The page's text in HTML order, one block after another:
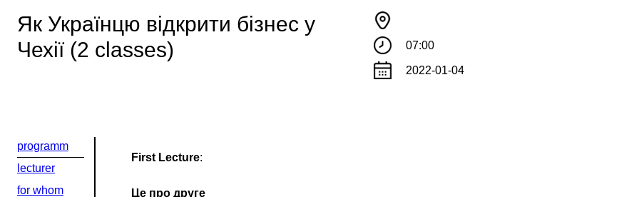
Як Українцю відкрити бізнес у
Чехії (2 classes)
07:00
2022-01-04
programm
lecturer
for whom
First Lecture:
Це про друге